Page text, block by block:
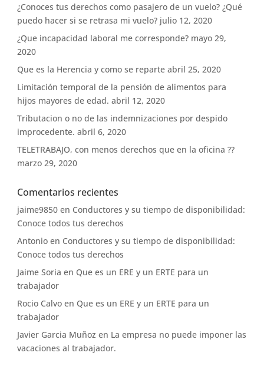
¿Conoces tus derechos como pasajero de un vuelo? ¿Qué
puedo hacer si se retrasa mi vuelo? julio 12, 2020
¿Que incapacidad laboral me corresponde? mayo 29,
2020
Que es la Herencia y como se reparte abril 25, 2020
Limitación temporal de la pensión de alimentos para
hijos mayores de edad. abril 12, 2020
Tributacion o no de las indemnizaciones por despido
improcedente. abril 6, 2020
TELETRABAJO, con menos derechos que en la oficina ??
marzo 29, 2020
Comentarios recientes
jaime9850 en Conductores y su tiempo de disponibilidad:
Conoce todos tus derechos
Antonio en Conductores y su tiempo de disponibilidad:
Conoce todos tus derechos
Jaime Soria en Que es un ERE y un ERTE para un
trabajador
Rocio Calvo en Que es un ERE y un ERTE para un
trabajador
Javier Garcia Muñoz en La empresa no puede imponer las
vacaciones al trabajador.